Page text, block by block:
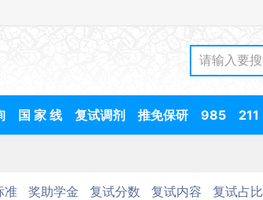
国 家 线 复试调剂 推免保研 985 211
准 奖助学金 复试分数 复试内容 复试占比